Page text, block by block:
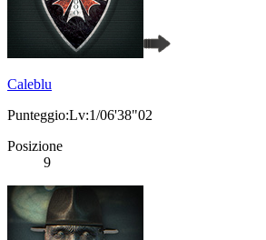
Caleblu
Punteggio:Lv:1/06'38"02
Posizione
9